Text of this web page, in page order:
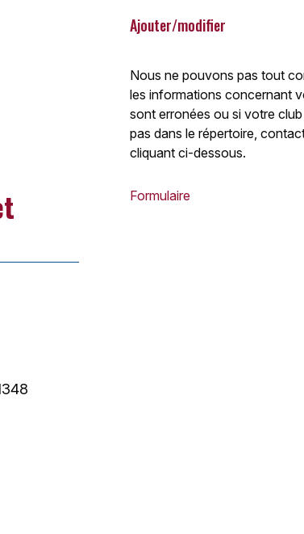
Ajouter/modifier
Nous ne pouvons pas tout
les informations concernant
sont erronées ou si votre
pas dans le répertoire,
cliquant ci-dessous.
Formulaire